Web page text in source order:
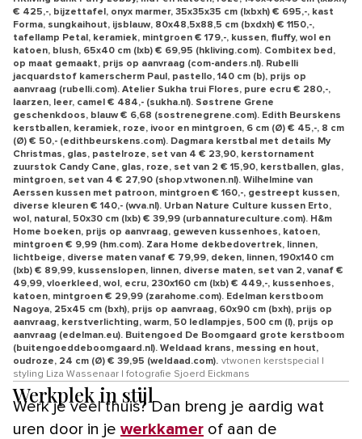
€ 425,-, bijzettafel, onyx marmer, 35x35x35 cm (lxbxh) € 695,-, kast
Forma, sungkaihout, ijsblauw, 80x48,5x88,5 cm (bxdxh) € 1150,-,
tafellamp Petal, keramiek, mintgroen € 179,-, kussen, fluffy, wol en
katoen, blush, 65x40 cm (lxb) € 69,95 (hkliving.com). Combitex bed,
op maat gemaakt, prijs op aanvraag (com-anders.nl). Rubelli
jacquardstof kamerscherm Paul, pastello, 140 cm (b), prijs op
aanvraag (rubelli.com). Atelier Sukha trui Flores, pure ecru € 280,-,
laarzen, leer, camel € 484,- (sukha.nl). Søstrene Grene
geschenkdoos, blauw € 6,68 (sostrenegrene.com). Edith Beurskens
kerstballen, keramiek, roze, ivoor en mintgroen, 6 cm (Ø) € 45,-, 8 cm
(Ø) € 50,- (edithbeurskens.com). Dagmara kerstbal met details My
Christmas, glas, pastelroze, set van 4 € 23,90, kerstornament
zuurstok Candy Cane, glas, roze, set van 2 € 15,90, kerstballen, glas,
mintgroen, set van 4 € 27,90 (shop.vtwonen.nl). Wilhelmine van
Aerssen kussen met patroon, mintgroen € 160,-, gestreept kussen,
diverse kleuren € 140,- (wva.nl). Urban Nature Culture kussen Erto,
wol, natural, 50x30 cm (lxb) € 39,99 (urbannatureculture.com). H&m
Home boeken, prijs op aanvraag, geweven kussenhoes, katoen,
mintgroen € 9,99 (hm.com). Zara Home dekbedovertrek, linnen,
lichtbeige, diverse maten vanaf € 79,99, deken, linnen, 190x140 cm
(lxb) € 89,99, kussenslopen, linnen, diverse maten, set van 2, vanaf €
49,99, vloerkleed, wol, ecru, 230x160 cm (lxb) € 449,-, kussenhoes,
katoen, mintgroen € 29,99 (zarahome.com). Edelman kerstboom
Nagoya, 25x45 cm (bxh), prijs op aanvraag, 60x90 cm (bxh), prijs op
aanvraag, kerstverlichting, warm, 50 ledlampjes, 500 cm (l), prijs op
aanvraag (edelman.eu). Buitengoed De Boomgaard grote kerstboom
(buitengoeddeboomgaard.nl). Weldaad krans, messing en hout,
oudroze, 24 cm (Ø) € 39,95 (weldaad.com). vtwonen kerstspecial |
styling Liza Wassenaar | fotografie Sjoerd Eickmans
Werkplek in stijl
Werk je veel thuis? Dan breng je aardig wat
uren door in je werkkamer of aan de